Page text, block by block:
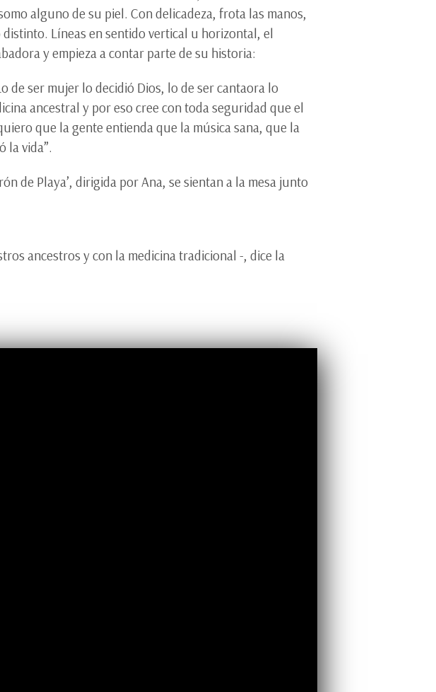
alguno de su piel. Con delicadeza, frota las manos,
Líneas en sentido vertical u horizontal, el
y empieza a contar parte de su historia:
de ser mujer lo decidió Dios, lo de ser cantaora lo
ancestral y por eso cree con toda seguridad que el
que la gente entienda que la música sana, que la
la vida”.
de Playa’, dirigida por Ana, se sientan a la mesa junto
ancestros y con la medicina tradicional -, dice la